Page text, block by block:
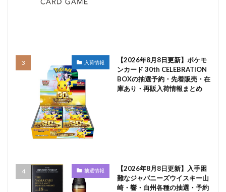
入荷情報
【2026年8月8日更新】ポケモ
ンカード 30th CELEBRATION
BOXの抽選予約・先着販売・在
庫あり・再販入荷情報まとめ
抽選情報
【2026年8月8日更新】入手困
難なジャパニーズウイスキー山
崎・響・白州各種の抽選・予約